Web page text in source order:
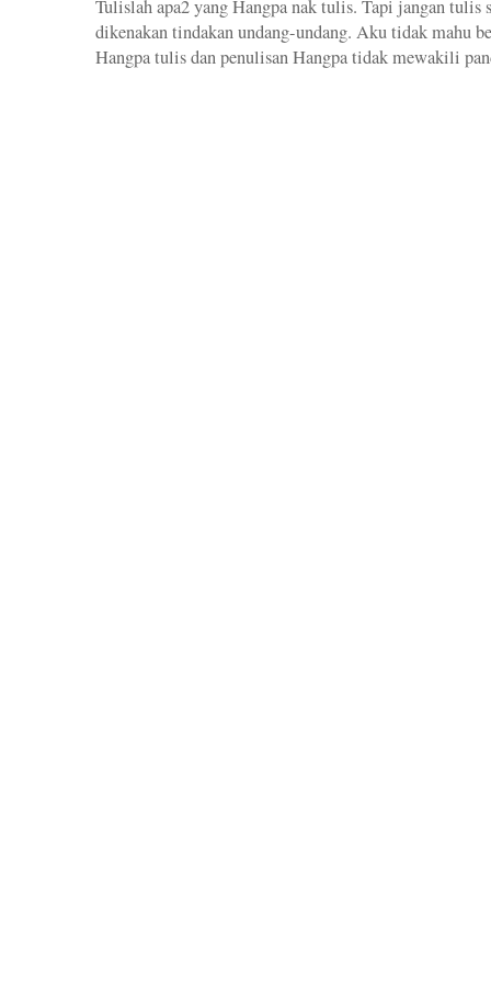
Tulislah apa2 yang Hangpa nak tulis. Tapi jangan tulis
dikenakan tindakan undang-undang. Aku tidak mahu
Hangpa tulis dan penulisan Hangpa tidak mewakili